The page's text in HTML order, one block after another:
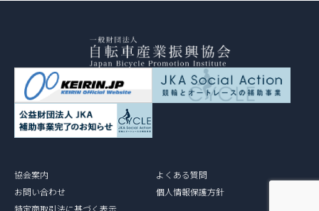
協会案内
よくある質問
お問い合わせ
個人情報保護方針